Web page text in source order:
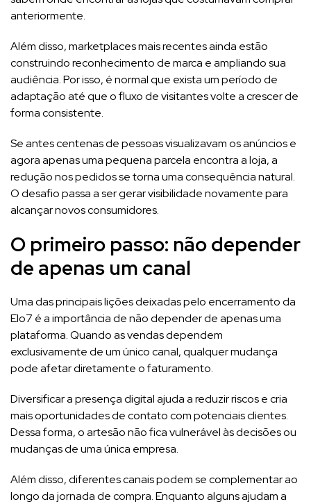
anteriormente.
Além disso, marketplaces mais recentes ainda estão
construindo reconhecimento de marca e ampliando sua
audiência. Por isso, é normal que exista um período de
adaptação até que o fluxo de visitantes volte a crescer de
forma consistente.
Se antes centenas de pessoas visualizavam os anúncios e
agora apenas uma pequena parcela encontra a loja, a
redução nos pedidos se torna uma consequência natural.
O desafio passa a ser gerar visibilidade novamente para
alcançar novos consumidores.
O primeiro passo: não depender
de apenas um canal
Uma das principais lições deixadas pelo encerramento da
Elo7 é a importância de não depender de apenas uma
plataforma. Quando as vendas dependem
exclusivamente de um único canal, qualquer mudança
pode afetar diretamente o faturamento.
Diversificar a presença digital ajuda a reduzir riscos e cria
mais oportunidades de contato com potenciais clientes.
Dessa forma, o artesão não fica vulnerável às decisões ou
mudanças de uma única empresa.
Além disso, diferentes canais podem se complementar ao
longo da jornada de compra. Enquanto alguns ajudam a